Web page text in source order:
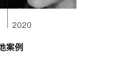
2020
案例